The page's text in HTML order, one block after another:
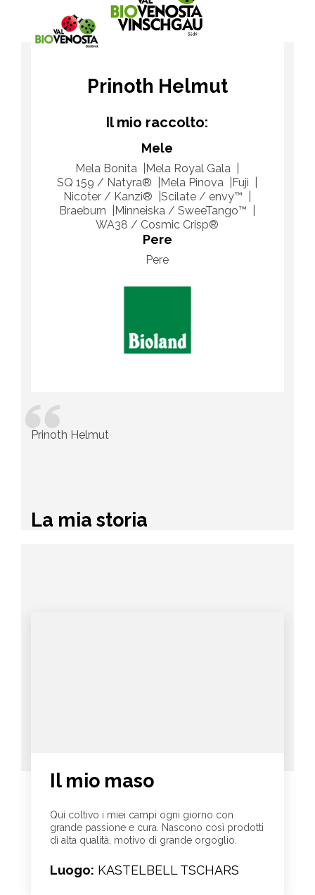
Prinoth Helmut
Il mio raccolto:
Mele
Mela Bonita
Mela Royal Gala
SQ 159 / Natyra®
Mela Pinova
Fuji
Nicoter / Kanzi®
Scilate / envy™
Braeburn
Minneiska / SweeTango™
WA38 / Cosmic Crisp®
Pere
Pere
Prinoth Helmut
La mia storia
Il mio maso
Qui coltivo i miei campi ogni giorno con
grande passione e cura. Nascono così prodotti
di alta qualità, motivo di grande orgoglio.
Luogo: KASTELBELL TSCHARS